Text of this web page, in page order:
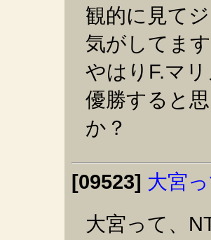
観的に見て
気がしてま
やはりF.マ
優勝すると
か？
[09523] 大宮っ
大宮って、